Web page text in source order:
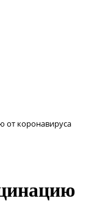
от коронавируса